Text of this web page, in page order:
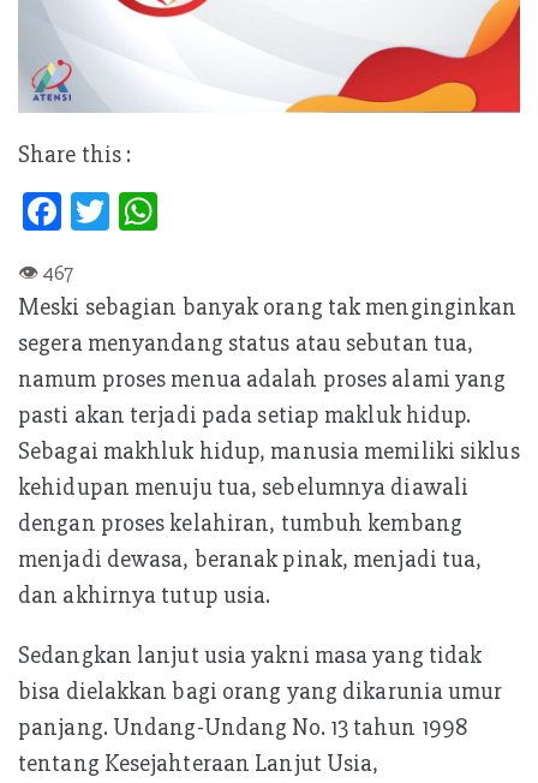
Share this :
Fa
b
oo
k
T
itt
er
at
s
A
p
p
Meski sebagian banyak orang tak menginginkan
segera menyandang status atau sebutan tua,
namum proses menua adalah proses alami yang
pasti akan terjadi pada setiap makluk hidup.
Sebagai makhluk hidup, manusia memiliki siklus
kehidupan menuju tua, sebelumnya diawali
dengan proses kelahiran, tumbuh kembang
menjadi dewasa, beranak pinak, menjadi tua,
dan akhirnya tutup usia.
Sedangkan lanjut usia yakni masa yang tidak
bisa dielakkan bagi orang yang dikarunia umur
panjang. Undang-Undang No. 13 tahun 1998
tentang Kesejahteraan Lanjut Usia,